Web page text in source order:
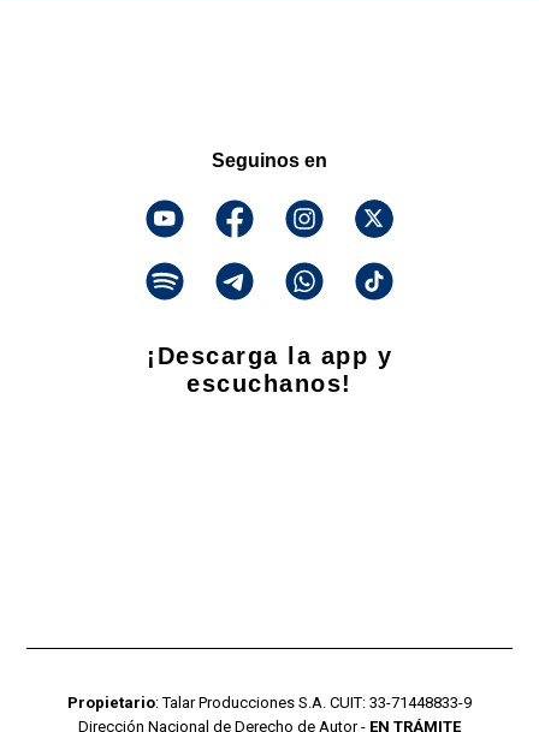
Seguinos en
¡Descarga la app y
escuchanos!
Propietario: Talar Producciones S.A. CUIT: 33-71448833-9
Dirección Nacional de Derecho de Autor - EN TRÁMITE